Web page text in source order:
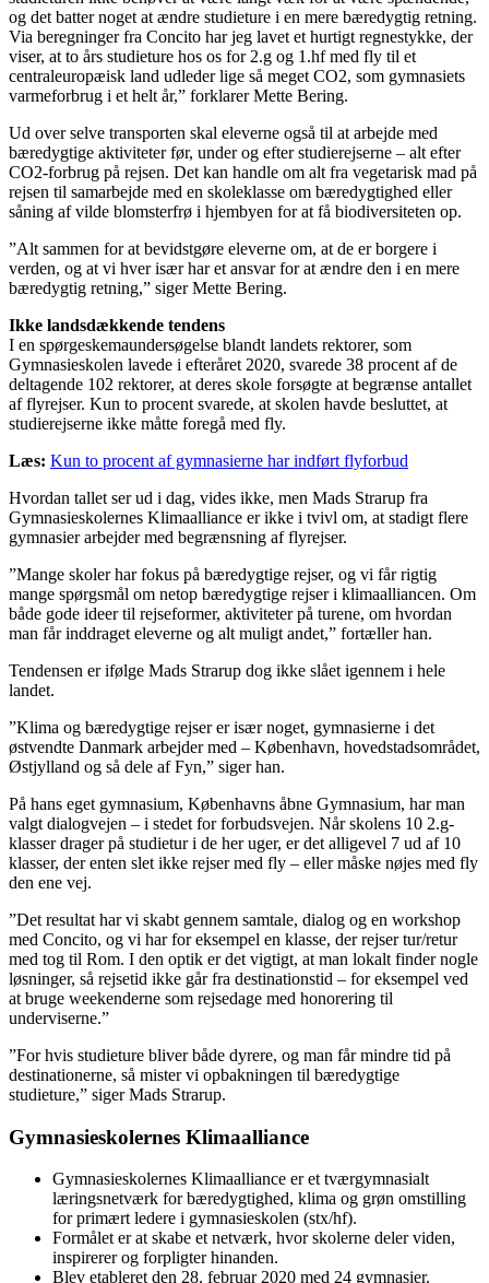
og det batter noget at ændre studieture i en mere bæredygtig retning.
Via beregninger fra Concito har jeg lavet et hurtigt regnestykke, der
viser, at to års studieture hos os for 2.g og 1.hf med fly til et
centraleuropæisk land udleder lige så meget CO2, som gymnasiets
varmeforbrug i et helt år,” forklarer Mette Bering.
Ud over selve transporten skal eleverne også til at arbejde med
bæredygtige aktiviteter før, under og efter studierejserne – alt efter
CO2-forbrug på rejsen. Det kan handle om alt fra vegetarisk mad på
rejsen til samarbejde med en skoleklasse om bæredygtighed eller
såning af vilde blomsterfrø i hjembyen for at få biodiversiteten op.
”Alt sammen for at bevidstgøre eleverne om, at de er borgere i
verden, og at vi hver især har et ansvar for at ændre den i en mere
bæredygtig retning,” siger Mette Bering.
Ikke landsdækkende tendens
I en spørgeskemaundersøgelse blandt landets rektorer, som
Gymnasieskolen lavede i efteråret 2020, svarede 38 procent af de
deltagende 102 rektorer, at deres skole forsøgte at begrænse antallet
af flyrejser. Kun to procent svarede, at skolen havde besluttet, at
studierejserne ikke måtte foregå med fly.
Læs: Kun to procent af gymnasierne har indført flyforbud
Hvordan tallet ser ud i dag, vides ikke, men Mads Strarup fra
Gymnasieskolernes Klimaalliance er ikke i tvivl om, at stadigt flere
gymnasier arbejder med begrænsning af flyrejser.
”Mange skoler har fokus på bæredygtige rejser, og vi får rigtig
mange spørgsmål om netop bæredygtige rejser i klimaalliancen. Om
både gode ideer til rejseformer, aktiviteter på turene, om hvordan
man får inddraget eleverne og alt muligt andet,” fortæller han.
Tendensen er ifølge Mads Strarup dog ikke slået igennem i hele
landet.
”Klima og bæredygtige rejser er især noget, gymnasierne i det
østvendte Danmark arbejder med – København, hovedstadsområdet,
Østjylland og så dele af Fyn,” siger han.
På hans eget gymnasium, Københavns åbne Gymnasium, har man
valgt dialogvejen – i stedet for forbudsvejen. Når skolens 10 2.g-
klasser drager på studietur i de her uger, er det alligevel 7 ud af 10
klasser, der enten slet ikke rejser med fly – eller måske nøjes med fly
den ene vej.
”Det resultat har vi skabt gennem samtale, dialog og en workshop
med Concito, og vi har for eksempel en klasse, der rejser tur/retur
med tog til Rom. I den optik er det vigtigt, at man lokalt finder nogle
løsninger, så rejsetid ikke går fra destinationstid – for eksempel ved
at bruge weekenderne som rejsedage med honorering til
underviserne.”
”For hvis studieture bliver både dyrere, og man får mindre tid på
destinationerne, så mister vi opbakningen til bæredygtige
studieture,” siger Mads Strarup.
Gymnasieskolernes Klimaalliance
Gymnasieskolernes Klimaalliance er et tværgymnasialt
læringsnetværk for bæredygtighed, klima og grøn omstilling
for primært ledere i gymnasieskolen (stx/hf).
Formålet er at skabe et netværk, hvor skolerne deler viden,
inspirerer og forpligter hinanden.
Blev etableret den 28. februar 2020 med 24 gymnasier.